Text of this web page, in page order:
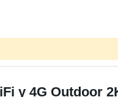
y 4G Outdoor